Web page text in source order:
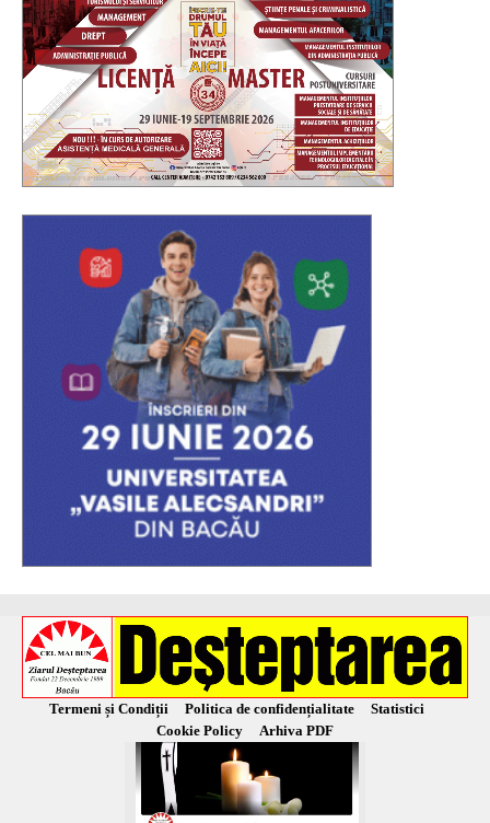
Termeni și Condiții Politica de confidențialitate
Statistici
Cookie Policy
Arhiva PDF